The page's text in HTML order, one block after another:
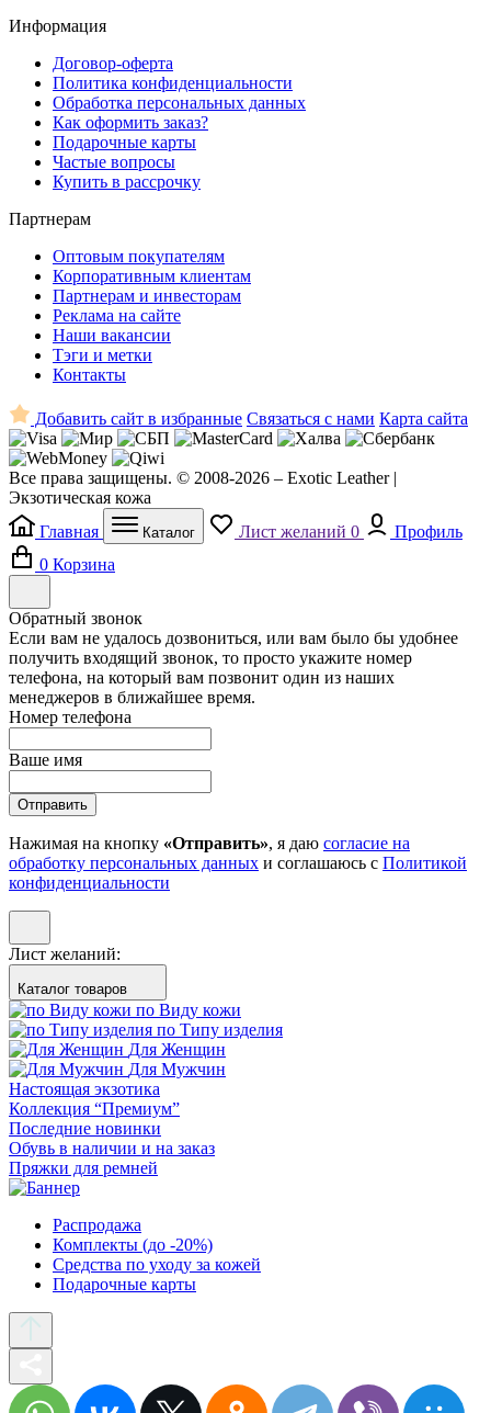
Информация
Договор-оферта
Политика конфиденциальности
Обработка персональных данных
Как оформить заказ?
Подарочные карты
Частые вопросы
Купить в рассрочку
Партнерам
Оптовым покупателям
Корпоративным клиентам
Партнерам и инвесторам
Реклама на сайте
Наши вакансии
Тэги и метки
Контакты
Добавить сайт в избранные Связаться с нами Карта сайта
Все права защищены. © 2008-2026 – Exotic Leather |
Экзотическая кожа
Главная
Каталог Лист желаний 0
Профиль
0 Корзина
Обратный звонок
Если вам не удалось дозвониться, или вам было бы удобнее
получить входящий звонок, то просто укажите номер
телефона, на который вам позвонит один из наших
менеджеров в ближайшее время.
Номер телефона
Ваше имя
Отправить
Нажимая на кнопку «Отправить», я даю согласие на
обработку персональных данных и соглашаюсь с Политикой
конфиденциальности
Лист желаний:
Каталог товаров
по Виду кожи
по Типу изделия
Для Женщин
Для Мужчин
Настоящая экзотика
Коллекция “Премиум”
Последние новинки
Обувь в наличии и на заказ
Пряжки для ремней
Распродажа
Комплекты (до -20%)
Средства по уходу за кожей
Подарочные карты